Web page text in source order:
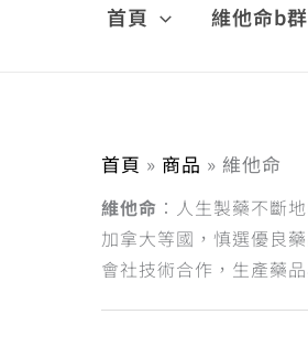
首頁 維他命b群
首頁 商品 維他命
維他命 ：人生製藥不斷
加拿大等國，慎選優良
會社技術合作，生產藥